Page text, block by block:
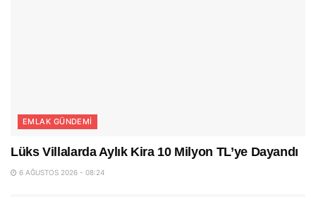
EMLAK GÜNDEMI
Lüks Villalarda Aylık Kira 10 Milyon TL’ye Dayandı
6 AĞUSTOS 2026 - 08:24